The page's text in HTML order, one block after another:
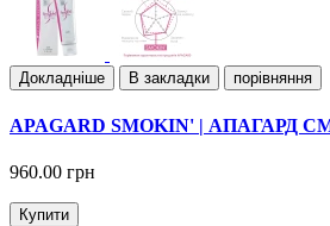
Докладнiше В закладки порівняння
APAGARD SMOKIN' | АПАГАРД
960.00 грн
Купити